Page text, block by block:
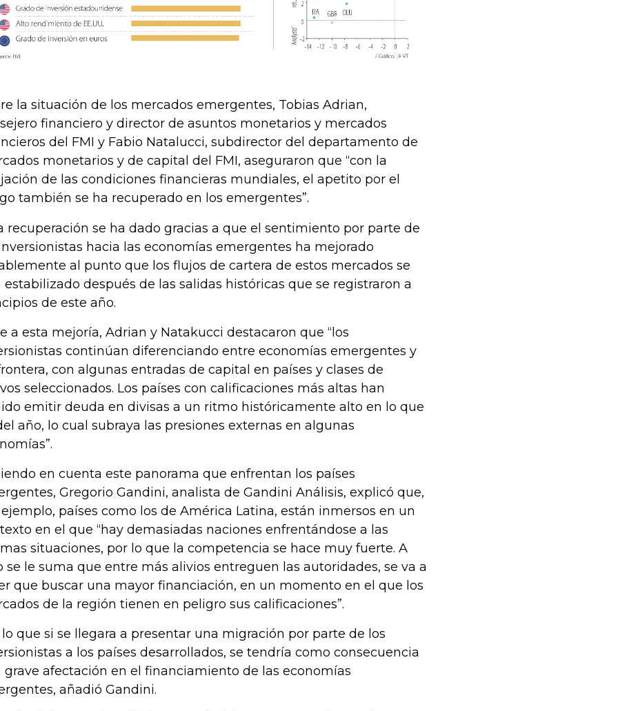
la situación de los mercados emergentes, Tobias Adrian,
financiero y director de asuntos monetarios y mercados
del FMI y Fabio Natalucci, subdirector del departamento de
monetarios y de capital del FMI, aseguraron que “con la
de las condiciones financieras mundiales, el apetito por el
también se ha recuperado en los emergentes”.
recuperación se ha dado gracias a que el sentimiento por parte de
hacia las economías emergentes ha mejorado
al punto que los flujos de cartera de estos mercados se
estabilizado después de las salidas históricas que se registraron a
de este año.
a esta mejoría, Adrian y Natakucci destacaron que “los
continúan diferenciando entre economías emergentes y
con algunas entradas de capital en países y clases de
seleccionados. Los países con calificaciones más altas han
emitir deuda en divisas a un ritmo históricamente alto en lo que
año, lo cual subraya las presiones externas en algunas
en cuenta este panorama que enfrentan los países
Gregorio Gandini, analista de Gandini Análisis, explicó que,
países como los de América Latina, están inmersos en un
en el que “hay demasiadas naciones enfrentándose a las
situaciones, por lo que la competencia se hace muy fuerte. A
se le suma que entre más alivios entreguen las autoridades, se va a
que buscar una mayor financiación, en un momento en el que los
de la región tienen en peligro sus calificaciones”.
que si se llegara a presentar una migración por parte de los
a los países desarrollados, se tendría como consecuencia
grave afectación en el financiamiento de las economías
añadió Gandini.